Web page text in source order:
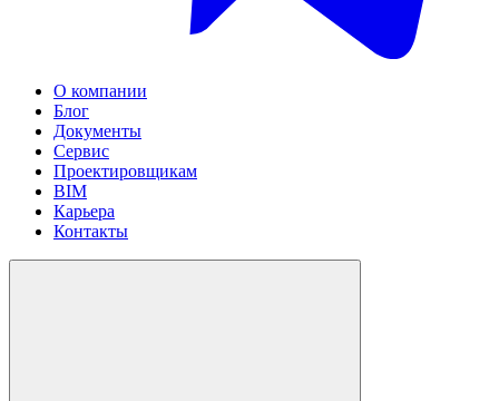
О компании
Блог
Документы
Сервис
Проектировщикам
BIM
Карьера
Контакты